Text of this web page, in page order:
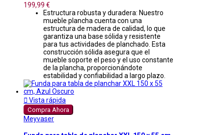
199,99 €
Estructura robusta y duradera: Nuestro
mueble plancha cuenta con una
estructura de madera de calidad, lo que
garantiza una base sólida y resistente
para tus actividades de planchado. Esta
construcción sólida asegura que el
mueble soporte el peso y el uso constante
de la plancha, proporcionándote
estabilidad y confiabilidad a largo plazo.
 Vista rápida
Compra Ahora
Meyvaser